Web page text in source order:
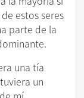
estos seres
parte de la
una tía
un